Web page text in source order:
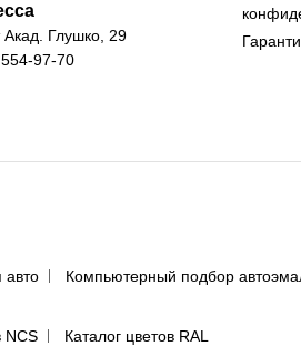
Акад. Глушко, 29
97-70
авто Компьютерный подбор
NCS
Каталог цветов RAL